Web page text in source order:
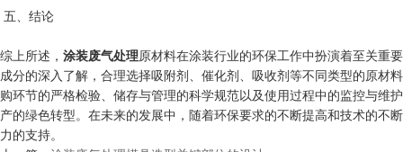
五、结论
综上所述， 涂装废气处理原材料在涂装行业的环保工作中扮演着至关重
成分的深入了解，合理选择吸附剂、催化剂、吸收剂等不同类型的原
购环节的严格检验、储存与管理的科学规范以及使用过程中的监控与维
产的绿色转型。在未来的发展中，随着环保要求的不断提高和技术的
力的支持。